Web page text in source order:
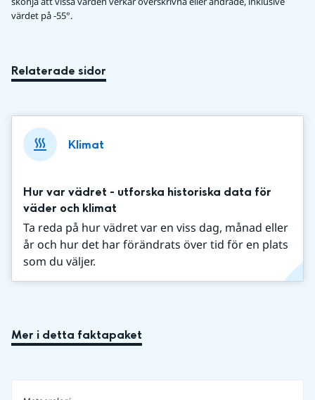
värdet på -55°.
Relaterade sidor
Klimat
Hur var vädret - utforska historiska data för
väder och klimat
Ta reda på hur vädret var en viss dag, månad eller
år och hur det har förändrats över tid för en plats
som du väljer.
Mer i detta faktapaket